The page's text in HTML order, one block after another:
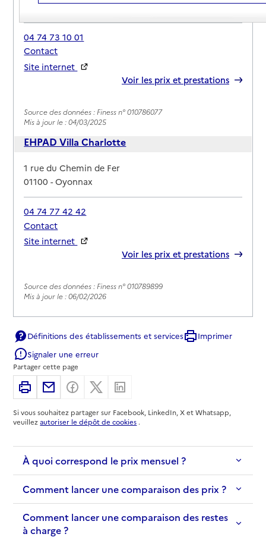
01100-Oyonnax
04 74 73 10 01
Contact
Site internet
Voir les prix et prestations
Source des données : Finess n° 010786077
Mis à jour le : 04/03/2025
EHPAD Villa Charlotte
Adresse
1 rue du Chemin de Fer
01100-Oyonnax
04 74 77 42 42
Contact
Site internet
Voir les prix et prestations
Source des données : Finess n° 010789899
Mis à jour le : 06/02/2026
Définitions des établissements et services
Imprimer
Signaler une erreur
Partager cette page
ImprimerPartager par email
Partager sur Facebook
Partager sur X
Si vous souhaitez partager sur Facebook, LinkedIn, X et Whatsapp,
veuillezautoriser le dépôt de cookies .
À quoi correspond le prix mensuel ?
Comment lancer une comparaison des prix ?
Comment lancer une comparaison des restes
à charge ?